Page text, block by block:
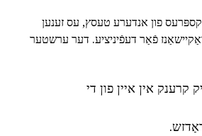
פון אנדערע טעסץ, עס זענען
פֿאַר דעפֿיניציע. דער ערשטער
קרענק אין איין פון די